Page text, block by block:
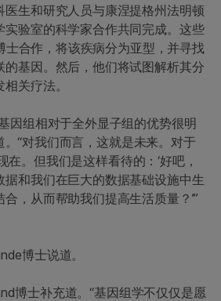
医生和研究人员与康涅提格州法明顿
实验室的科学家合作共同完成。这些
合作，将该疾病分为亚型，并寻找
的基因。然后，他们将试图解析其分
关疗法。
因组相对于全外显子组的优势很明
。“对我们而言，这就是未来。对于
在。但我们是这样看待的：‘好吧，
和我们在巨大的数据基础设施中生
，从而帮助我们提高生活质量？’”
博士说道。
博士补充道。“基因组学不仅仅是愿